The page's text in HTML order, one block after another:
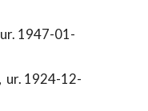
ur. 1947-01-
ur. 1924-12-